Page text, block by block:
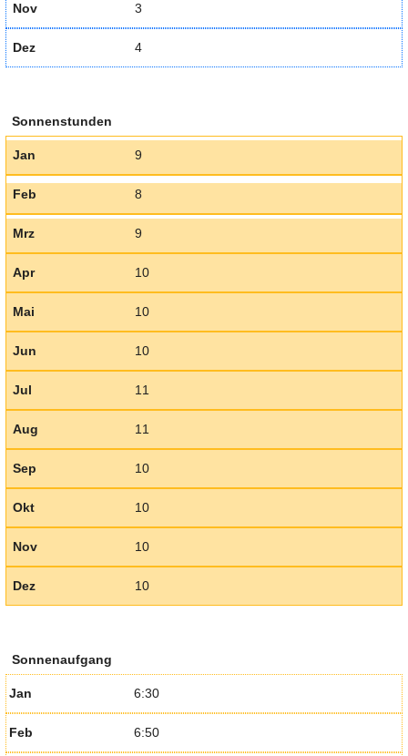
Nov 3
Dez 4
Sonnenstunden
Jan 9
Feb 8
Mrz 9
Apr 10
Mai 10
Jun 10
Jul 11
Aug 11
Sep 10
Okt 10
Nov 10
Dez 10
Sonnenaufgang
Jan 6:30
Feb 6:50